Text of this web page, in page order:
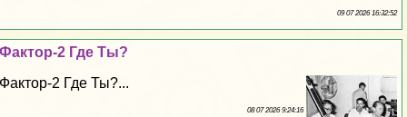
09 07 2026 16:32:52
Фактор-2 Где Ты?
Фактор-2 Где Ты?...
08 07 2026 9:24:16